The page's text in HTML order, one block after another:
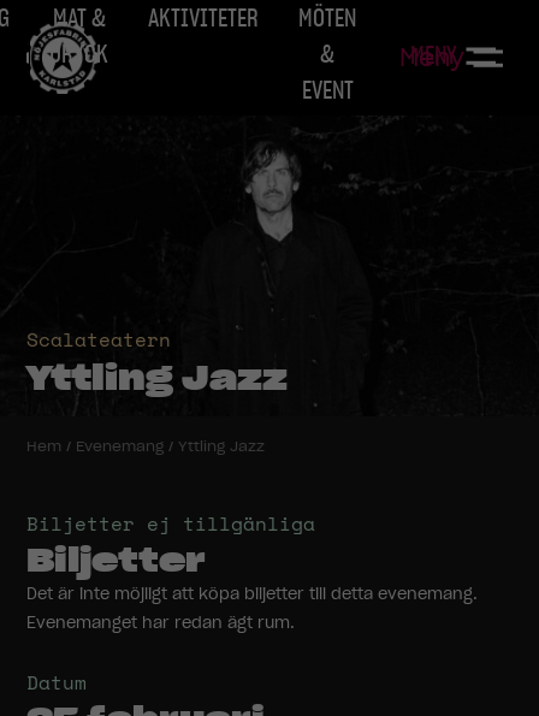
MAT &
DRYCK
AKTIVITETER
MÖTEN
&
EVENT
MENY
Meny
Scalateatern
Yttling Jazz
Hem / Evenemang / Yttling Jazz
Biljetter ej tillgänliga
Biljetter
Det är inte möjligt att köpa biljetter till detta evenemang.
Evenemanget har redan ägt rum.
Datum